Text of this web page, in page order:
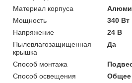
Материал корпуса
Мощность
340 Вт
Напряжение
24 В
Пылевлагозащищенная
крышка
Да
Способ монтажа
Способ освещения
Общее